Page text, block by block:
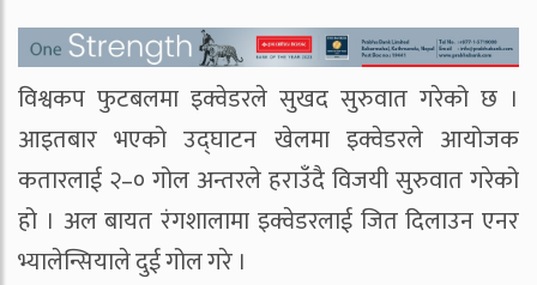
विश्वकप फुटबलमा इक्वेडरले सुखद सुरुवात गरेको छ ।
आइतबार भएको उद्घाटन खेलमा इक्वेडरले आयोजक
कतारलाई २–० गोल अन्तरले हराउँदै विजयी सुरुवात गरेको
हो । अल बायत रंगशालामा इक्वेडरलाई जित दिलाउन एनर
भ्यालेन्सियाले दुई गोल गरे ।